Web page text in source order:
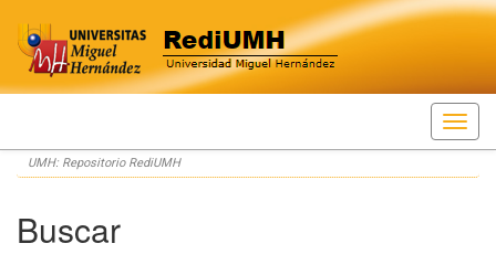
Skip
navigation
UMH: Repositorio RediUMH
Buscar